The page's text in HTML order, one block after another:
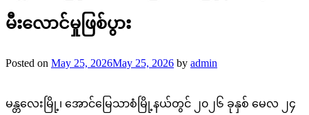
မီးလောင်မှုဖြစ်ပွား
Posted on May 25, 2026May 25, 2026 by admin
မန္တလေးမြို့၊ အောင်မြေသာစံမြို့နယ်တွင် ၂၀၂၆ ခုနှစ် မေလ ၂၄